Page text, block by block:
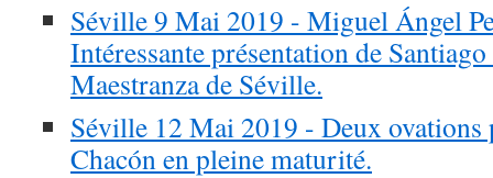
Séville 9 Mai 2019 - Miguel Ángel
Intéressante présentation de
Maestranza de Séville.
Séville 12 Mai 2019 - Deux ovations
Chacón en pleine maturité.